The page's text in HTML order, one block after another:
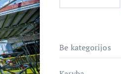
Be kategorijos